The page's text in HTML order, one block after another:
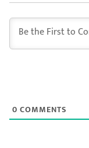
0 COMMENTS